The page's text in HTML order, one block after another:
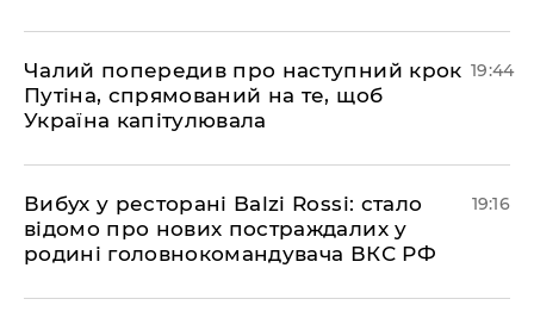
​Чалий попередив про наступний крок
Путіна, спрямований на те, щоб
Україна капітулювала
19:44
​Вибух у ресторані Balzi Rossi: стало
відомо про нових постраждалих у
родині головнокомандувача ВКС РФ
19:16